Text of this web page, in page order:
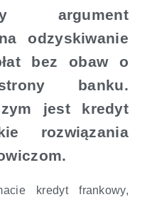
argument
odzyskiwanie
bez obaw o
banku.
jest kredyt
rozwiązania
kredyt frankowy,